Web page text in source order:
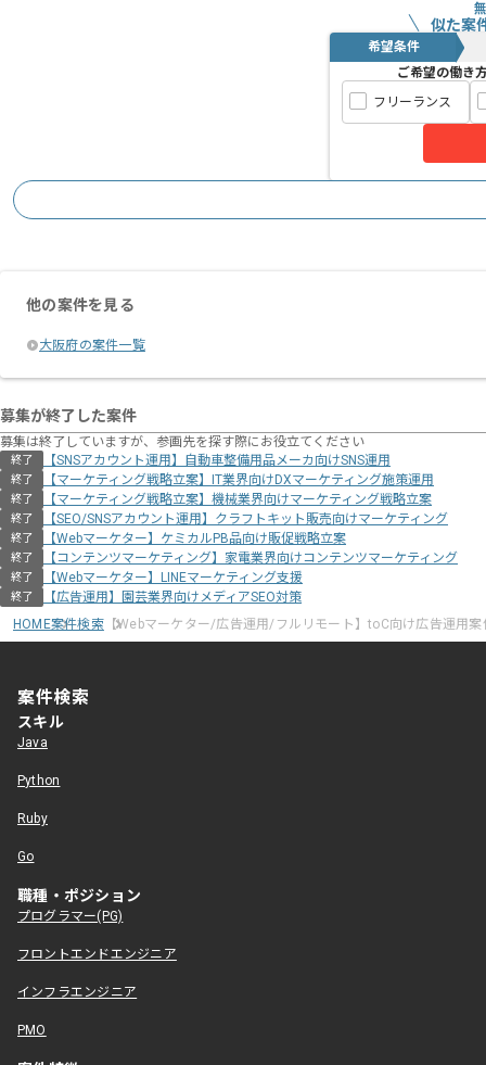
似た案
希望条件
ご希望の働き
フリーランス
他の案件を見る
大阪府の案件一覧
募集が終了した案件
募集は終了していますが、参画先を探す際にお役立てください
終了 【SNSアカウント運用】自動車整備用品メーカ向けSNS運用
終了 【マーケティング戦略立案】IT業界向けDXマーケティング施策運用
終了 【マーケティング戦略立案】機械業界向けマーケティング戦略立案
終了 【SEO/SNSアカウント運用】クラフトキット販売向けマーケティング
終了 【Webマーケター】ケミカルPB品向け販促戦略立案
終了 【コンテンツマーケティング】家電業界向けコンテンツマーケティング
終了 【Webマーケター】LINEマーケティング支援
終了
【広告運用】園芸業界向けメディアSEO対策
HOME案件検索【Webマーケター/広告運用/フルリモート】toC向け広告運用案
案件検索
スキル
Java
Python
Ruby
Go
職種・ポジション
プログラマー(PG)
フロントエンドエンジニア
インフラエンジニア
PMO